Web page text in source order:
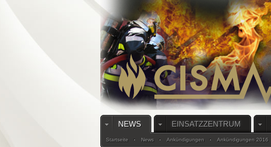
NEWS EINSATZZENTRUM
Startseite News Ankündigungen Ankündigungen 2016